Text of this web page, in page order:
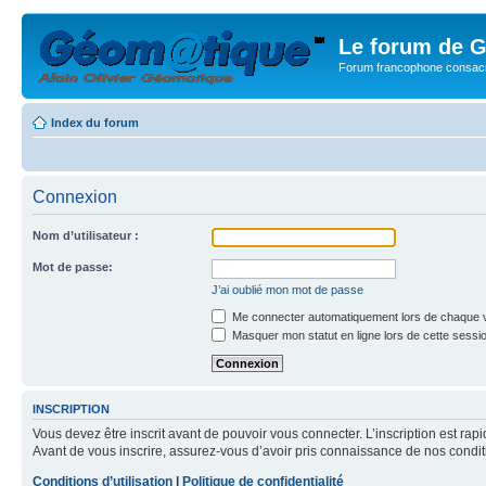
Le forum de
Forum francophone
Index du forum
Connexion
Nom d’utilisateur :
Mot de passe:
J’ai oublié mon mot de passe
Me connecter automatiquement lors de chaque
Masquer mon statut en ligne lors de cette
INSCRIPTION
Vous devez être inscrit avant de pouvoir vous connecter. L’inscription est
Avant de vous inscrire, assurez-vous d’avoir pris connaissance de nos
Conditions d’utilisation
Politique de confidentialité